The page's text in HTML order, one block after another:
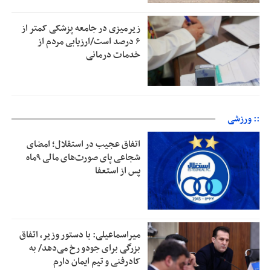
زیرمیزی در جامعه پزشکی کمتر از
۶ درصد است/ارزیابی مردم از
خدمات درمانی
:: ورزشی
اتفاق عجیب در استقلال؛ امضای
شجاعی پای صورت‌های مالی ٩ماه
پس از استعفا
میراسماعیلی: با دستور وزیر، اتفاق
بزرگی برای جودو رخ می‌دهد/ به
کادرفنی و تیم ایمان دارم